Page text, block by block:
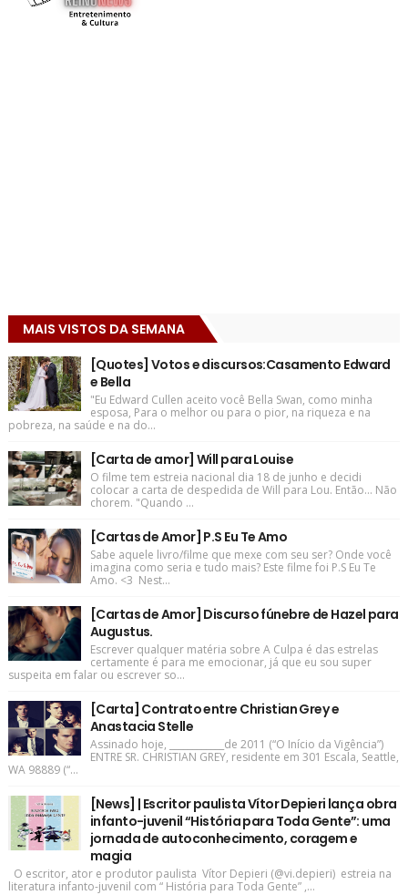
MAIS VISTOS DA SEMANA
[Quotes] Votos e discursos:Casamento Edward
e Bella
"Eu Edward Cullen aceito você Bella Swan, como minha
esposa, Para o melhor ou para o pior, na riqueza e na
pobreza, na saúde e na do...
[Carta de amor] Will para Louise
O filme tem estreia nacional dia 18 de junho e decidi
colocar a carta de despedida de Will para Lou. Então... Não
chorem. "Quando ...
[Cartas de Amor] P.S Eu Te Amo
Sabe aquele livro/filme que mexe com seu ser? Onde você
imagina como seria e tudo mais? Este filme foi P.S Eu Te
Amo. <3 Nest...
[Cartas de Amor] Discurso fúnebre de Hazel para
Augustus.
Escrever qualquer matéria sobre A Culpa é das estrelas
certamente é para me emocionar, já que eu sou super
suspeita em falar ou escrever so...
[Carta] Contrato entre Christian Grey e
Anastacia Stelle
Assinado hoje, ____________de 2011 (“O Início da Vigência”)
ENTRE SR. CHRISTIAN GREY, residente em 301 Escala, Seattle,
WA 98889 (“...
[News] | Escritor paulista Vítor Depieri lança obra
infanto-juvenil “História para Toda Gente”: uma
jornada de autoconhecimento, coragem e
magia
O escritor, ator e produtor paulista Vítor Depieri (@vi.depieri) estreia na
literatura infanto-juvenil com “ História para Toda Gente” ,...